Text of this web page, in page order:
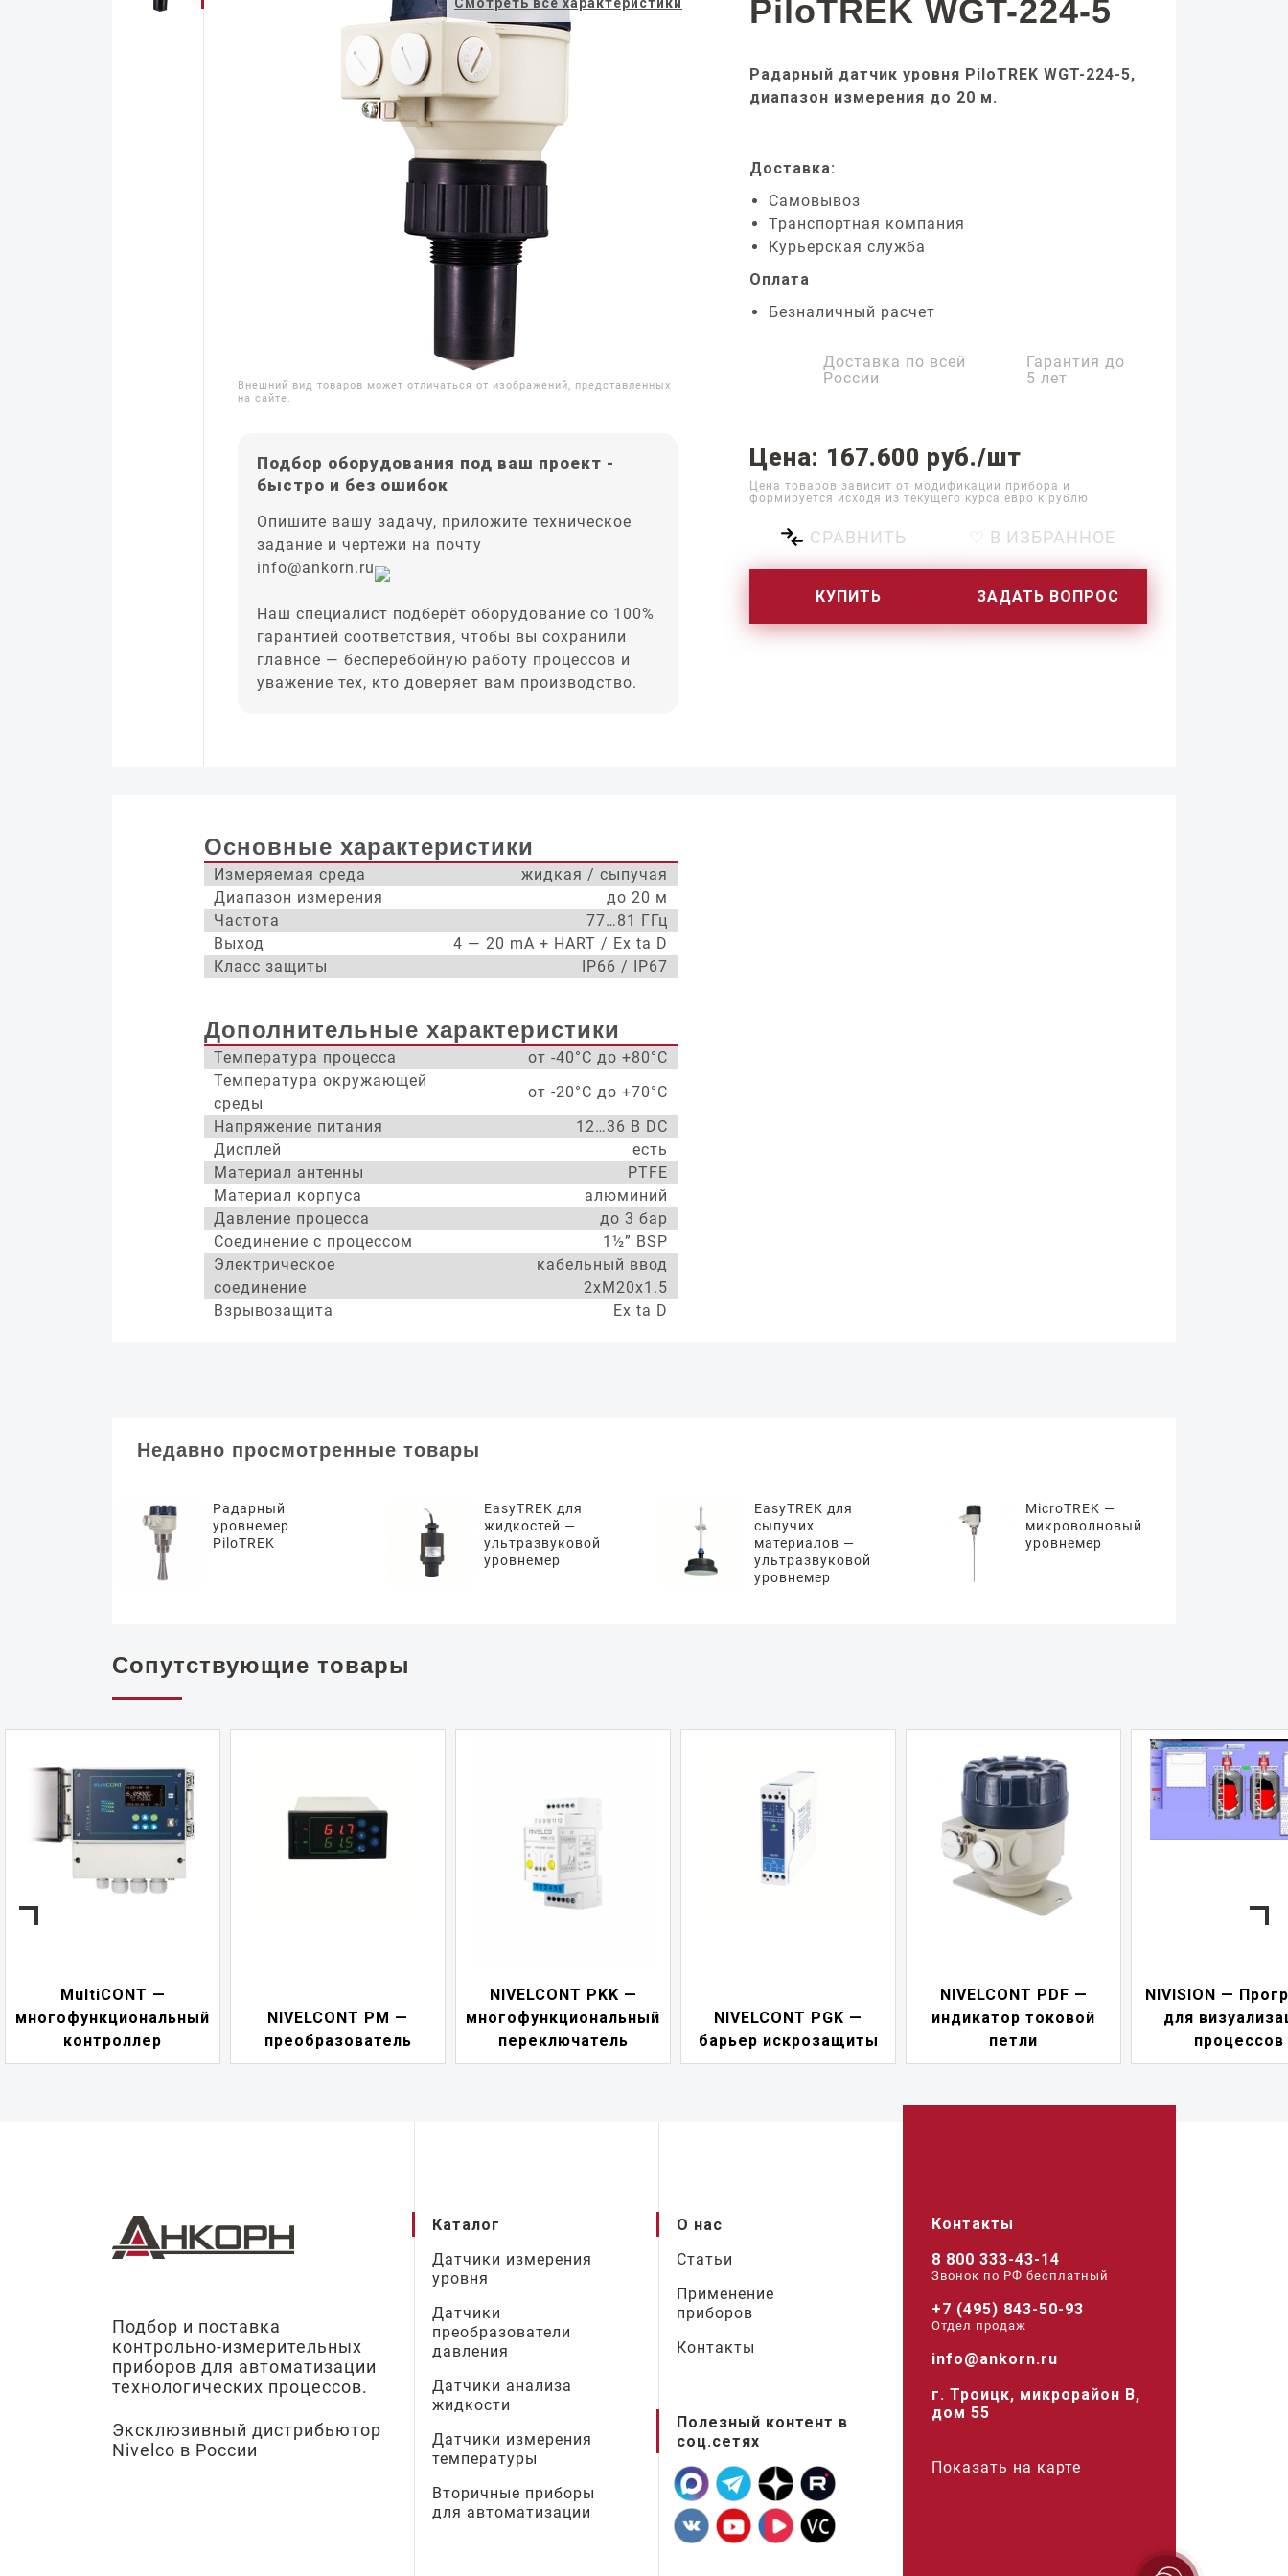
Внешний вид товаров может отличаться от изображений, представленных
на сайте.
Подбор оборудования под ваш проект -
быстро и без ошибок
Опишите вашу задачу, приложите техническое
задание и чертежи на почту
info@ankorn.ru
Наш специалист подберёт оборудование со 100%
гарантией соответствия, чтобы вы сохранили
главное — бесперебойную работу процессов и
уважение тех, кто доверяет вам производство.
PiloTREK WGT-224-5
Радарный датчик уровня PiloTREK WGT-224-5,
диапазон измерения до 20 м.
Доставка:
Самовывоз
Транспортная компания
Курьерская служба
Оплата
Безналичный расчет
Доставка по всей
России
Гарантия до
5 лет
Цена: 167.600 руб./шт
Цена товаров зависит от модификации прибора и
формируется исходя из текущего курса евро к рублю
СРАВНИТЬ ♡ В ИЗБРАННОЕ
КУПИТЬ ЗАДАТЬ ВОПРОС
Основные характеристики
Измеряемая среда
жидкая / сыпучая
Диапазон измерения
до 20 м
Частота
77…81 ГГц
Выход
4 — 20 mA + HART / Ex ta D
Класс защиты
IP66 / IP67
Дополнительные характеристики
Температура процесса
от -40°С до +80°С
Температура окружающей
среды
от -20°С до +70°С
Напряжение питания
12…36 В DC
Дисплей
есть
Материал антенны
PTFE
Материал корпуса
алюминий
Давление процесса
до 3 бар
Соединение с процессом
1½” BSP
Электрическое
соединение
кабельный ввод
2xM20x1.5
Взрывозащита
Ex ta D
Недавно просмотренные товары
Радарный
уровнемер
PiloTREK
EasyTREK для
жидкостей —
ультразвуковой
уровнемер
EasyTREK для
сыпучих
материалов —
ультразвуковой
уровнемер
MicroTREK —
микроволновый
уровнемер
Сопутствующие товары
NIVELCONT PM —
преобразователь
многофункциональный
переключатель
NIVELCONT PGK —
барьер искрозащиты
индикатор токовой
петли
NIVISION — Программа
для визуализации
процессов
NIPOWER —
питания
Подбор и поставка
контрольно-измерительных
приборов для автоматизации
технологических процессов.
Эксклюзивный дистрибьютор
Nivelco в России
Каталог
Датчики измерения
уровня
Датчики
преобразователи
давления
Датчики анализа
жидкости
Датчики измерения
температуры
Вторичные приборы
для автоматизации
О нас
Статьи
Применение
приборов
Контакты
Полезный контент в
соц.сетях
Контакты
8 800 333-43-14
Звонок по РФ беcплатный
+7 (495) 843-50-93
Отдел продаж
info@ankorn.ru
г. Троицк, микрорайон В,
дом 55
Показать на карте